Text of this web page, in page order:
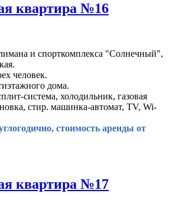
квартира №16
и спорткомплекса "Солнечный",
человек.
дома.
система, холодильник, газовая
стир. машинка-автомат, TV, Wi-
стоимость аренды от
квартира №17